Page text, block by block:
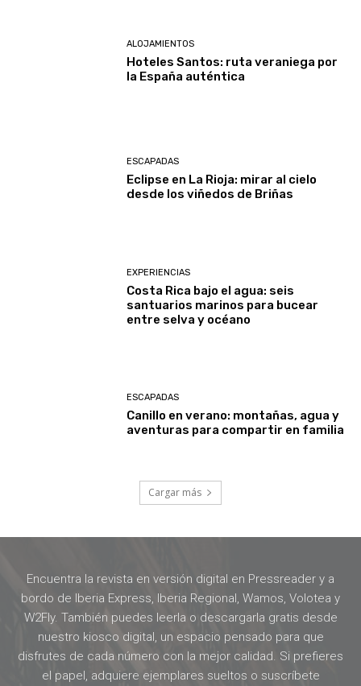
ALOJAMIENTOS
Hoteles Santos: ruta veraniega por
la España auténtica
ESCAPADAS
Eclipse en La Rioja: mirar al cielo
desde los viñedos de Briñas
EXPERIENCIAS
Costa Rica bajo el agua: seis
santuarios marinos para bucear
entre selva y océano
ESCAPADAS
Canillo en verano: montañas, agua y
aventuras para compartir en familia
Cargar más
Encuentra la revista en versión digital en Pressreader y a
bordo de Iberia Express, Iberia Regional, Wamos, Volotea y
W2Fly. También puedes leerla o descargarla gratis desde
nuestro kiosco digital, un espacio pensado para que
disfrutes de cada número con la mejor calidad. Si prefieres
el papel, adquiere ejemplares sueltos o suscríbete